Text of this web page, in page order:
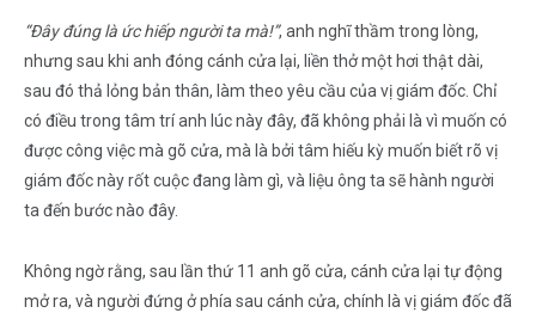
“Đây đúng là ức hiếp người ta mà!”, anh nghĩ thầm trong lòng,
nhưng sau khi anh đóng cánh cửa lại, liền thở một hơi thật dài,
sau đó thả lỏng bản thân, làm theo yêu cầu của vị giám đốc. Chỉ
có điều trong tâm trí anh lúc này đây, đã không phải là vì muốn có
được công việc mà gõ cửa, mà là bởi tâm hiếu kỳ muốn biết rõ vị
giám đốc này rốt cuộc đang làm gì, và liệu ông ta sẽ hành người
ta đến bước nào đây.
Không ngờ rằng, sau lần thứ 11 anh gõ cửa, cánh cửa lại tự động
mở ra, và người đứng ở phía sau cánh cửa, chính là vị giám đốc đã